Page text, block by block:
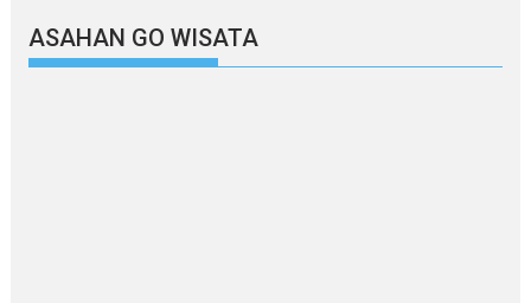
ASAHAN GO WISATA